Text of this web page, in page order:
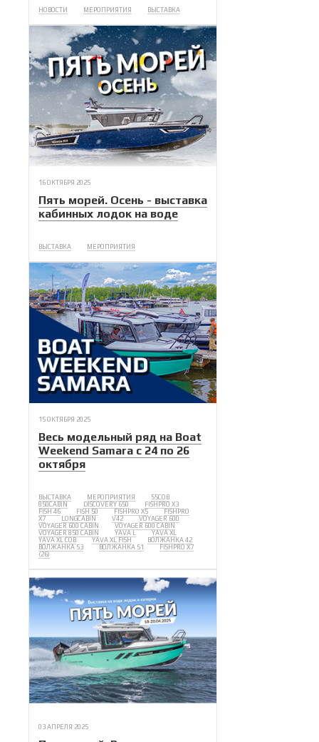
НОВОСТИ МЕРОПРИЯТИЯ ВЫСТАВКА
16 ОКТЯБРЯ 2025
Пять морей. Осень - выставка
кабинных лодок на воде
ВЫСТАВКА МЕРОПРИЯТИЯ
15 ОКТЯБРЯ 2025
Весь модельный ряд на Boat
Weekend Samara с 24 по 26
октября
ВЫСТАВКА МЕРОПРИЯТИЯ
55COB
850CABIN
DISCOVERY 650
FISHPRO X3
FISH 46
FISH 50 FISHPRO X5
FISHPRO
X7
LONGCABIN V42
VOYAGER 600
VOYAGER 600 CABIN
VOYAGER 600 CABIN
VOYAGER 850 CABIN
YAVA L
YAVA XL
YAVA XL COB
YAVA XL FISH
ВОЛЖАНКА 42
ВОЛЖАНКА 53
ВОЛЖАНКА 51
FISHPRO X7
(26)
03 АПРЕЛЯ 2025